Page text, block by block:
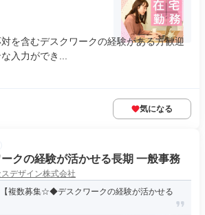
を含むデスクワークの経験がある方歓迎
入力ができ...
気になる
クの経験が活かせる長期 一般事務
デザイン株式会社
複数募集☆◆デスクワークの経験が活かせる